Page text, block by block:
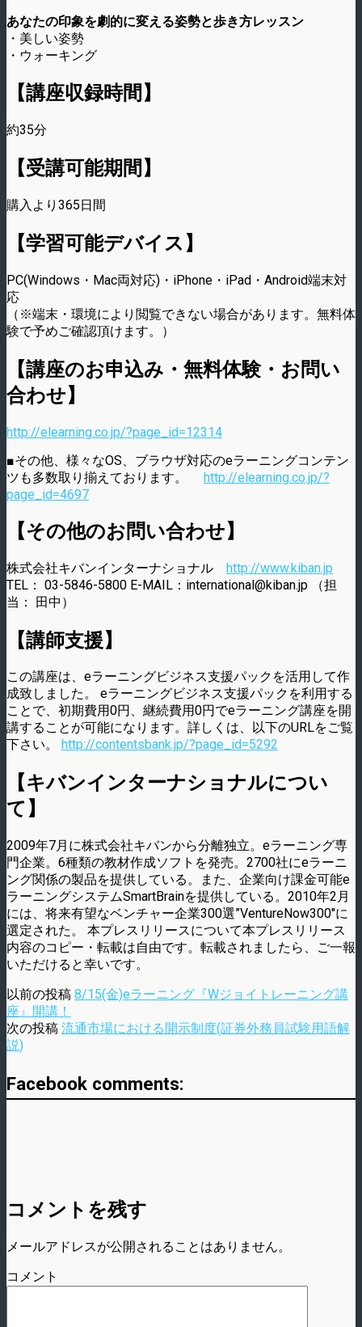
あなたの印象を劇的に変える姿勢と歩き方レッスン
・美しい姿勢
・ウォーキング
【講座収録時間】
約35分
【受講可能期間】
購入より365日間
【学習可能デバイス】
PC(Windows・Mac両対応)・iPhone・iPad・Android端末対
応
（※端末・環境により閲覧できない場合があります。無料体
験で予めご確認頂けます。）
【講座のお申込み・無料体験・お問い
合わせ】
http://elearning.co.jp/?page_id=12314
■その他、様々なOS、ブラウザ対応のeラーニングコンテン
ツも多数取り揃えております。 http://elearning.co.jp/?
page_id=4697
【その他のお問い合わせ】
株式会社キバンインターナショナル http://www.kiban.jp
TEL： 03-5846-5800 E-MAIL：international@kiban.jp （担
当： 田中）
【講師支援】
この講座は、eラーニングビジネス支援パックを活用して作
成致しました。 eラーニングビジネス支援パックを利用する
ことで、初期費用0円、継続費用0円でeラーニング講座を開
講することが可能になります。詳しくは、以下のURLをご覧
下さい。
http://contentsbank.jp/?page_id=5292
【キバンインターナショナルについ
て】
2009年7月に株式会社キバンから分離独立。eラーニング専
門企業。6種類の教材作成ソフトを発売。2700社にeラーニ
ング関係の製品を提供している。また、企業向け課金可能e
ラーニングシステムSmartBrainを提供している。2010年2月
には、将来有望なベンチャー企業300選”VentureNow300″に
選定された。 本プレスリリースについて本プレスリリース
内容のコピー・転載は自由です。転載されましたら、ご一報
いただけると幸いです。
以前の投稿 8/15(金)eラーニング『Wジョイトレーニング講
座』開講！
次の投稿 流通市場における開示制度(証券外務員試験用語解
説)
Facebook comments:
コメントを残す
メールアドレスが公開されることはありません。
コメント